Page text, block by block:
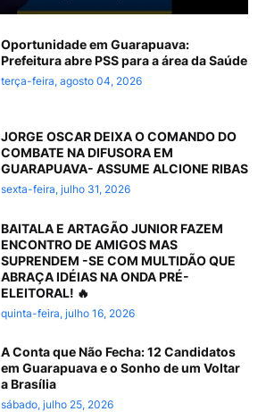
Oportunidade em Guarapuava:
Prefeitura abre PSS para a área da Saúde
terça-feira, agosto 04, 2026
JORGE OSCAR DEIXA O COMANDO DO
COMBATE NA DIFUSORA EM
GUARAPUAVA- ASSUME ALCIONE RIBAS
sexta-feira, julho 31, 2026
BAITALA E ARTAGÃO JUNIOR FAZEM
ENCONTRO DE AMIGOS MAS
SUPRENDEM -SE COM MULTIDÃO QUE
ABRAÇA IDÉIAS NA ONDA PRÉ-
ELEITORAL! 🔥
quinta-feira, julho 16, 2026
A Conta que Não Fecha: 12 Candidatos
em Guarapuava e o Sonho de um Voltar
a Brasília
sábado, julho 25, 2026